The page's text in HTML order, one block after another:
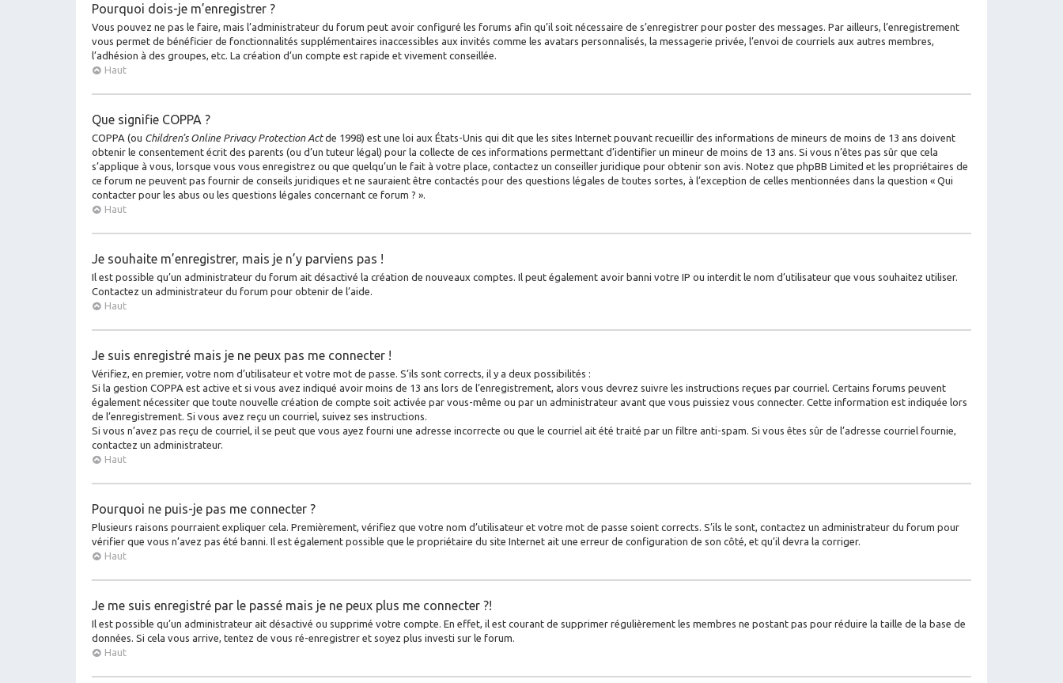
Pourquoi dois-je m’enregistrer ?
Vous pouvez ne pas le faire, mais l’administrateur du forum peut avoir configuré les forums afin qu’il soit nécessaire de s’enregistrer pour poster des messages. Par ailleurs, l’enregistrement
vous permet de bénéficier de fonctionnalités supplémentaires inaccessibles aux invités comme les avatars personnalisés, la messagerie privée, l’envoi de courriels aux autres membres,
l’adhésion à des groupes, etc. La création d’un compte est rapide et vivement conseillée.
Haut
Que signifie COPPA ?
COPPA (ou Children’s Online Privacy Protection Actde 1998) est une loi aux États-Unis qui dit que les sites Internet pouvant recueillir des informations de mineurs de moins de 13 ans doivent
obtenir le consentement écrit des parents (ou d’un tuteur légal) pour la collecte de ces informations permettant d’identifier un mineur de moins de 13 ans. Si vous n’êtes pas sûr que cela
s’applique à vous, lorsque vous vous enregistrez ou que quelqu’un le fait à votre place, contactez un conseiller juridique pour obtenir son avis. Notez que phpBB Limited et les propriétaires de
ce forum ne peuvent pas fournir de conseils juridiques et ne sauraient être contactés pour des questions légales de toutes sortes, à l’exception de celles mentionnées dans la question « Qui
contacter pour les abus ou les questions légales concernant ce forum ? ».
Haut
Je souhaite m’enregistrer, mais je n’y parviens pas !
Il est possible qu’un administrateur du forum ait désactivé la création de nouveaux comptes. Il peut également avoir banni votre IP ou interdit le nom d’utilisateur que vous souhaitez utiliser.
Contactez un administrateur du forum pour obtenir de l’aide.
Haut
Je suis enregistré mais je ne peux pas me connecter !
Vérifiez, en premier, votre nom d’utilisateur et votre mot de passe. S’ils sont corrects, il y a deux possibilités :
Si la gestion COPPA est active et si vous avez indiqué avoir moins de 13 ans lors de l’enregistrement, alors vous devrez suivre les instructions reçues par courriel. Certains forums peuvent
également nécessiter que toute nouvelle création de compte soit activée par vous-même ou par un administrateur avant que vous puissiez vous connecter. Cette information est indiquée lors
de l’enregistrement. Si vous avez reçu un courriel, suivez ses instructions.
Si vous n’avez pas reçu de courriel, il se peut que vous ayez fourni une adresse incorrecte ou que le courriel ait été traité par un filtre anti-spam. Si vous êtes sûr de l’adresse courriel fournie,
contactez un administrateur.
Haut
Pourquoi ne puis-je pas me connecter ?
Plusieurs raisons pourraient expliquer cela. Premièrement, vérifiez que votre nom d’utilisateur et votre mot de passe soient corrects. S’ils le sont, contactez un administrateur du forum pour
vérifier que vous n’avez pas été banni. Il est également possible que le propriétaire du site Internet ait une erreur de configuration de son côté, et qu’il devra la corriger.
Haut
Je me suis enregistré par le passé mais je ne peux plus me connecter ?!
Il est possible qu’un administrateur ait désactivé ou supprimé votre compte. En effet, il est courant de supprimer régulièrement les membres ne postant pas pour réduire la taille de la base de
données. Si cela vous arrive, tentez de vous ré-enregistrer et soyez plus investi sur le forum.
Haut